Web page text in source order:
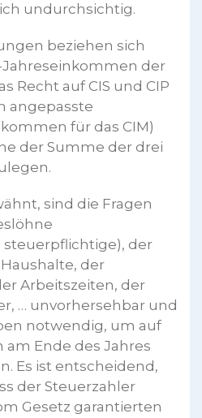
undurchsichtig.
beziehen sich
der
Recht auf CIS und CIP
angepasste
für das CIM)
der Summe der drei
sind die Fragen
der
der
Arbeitszeiten, der
… unvorhersehbar und
notwendig, um auf
Ende des Jahres
Es ist entscheidend,
der Steuerzahler
Gesetz garantierten